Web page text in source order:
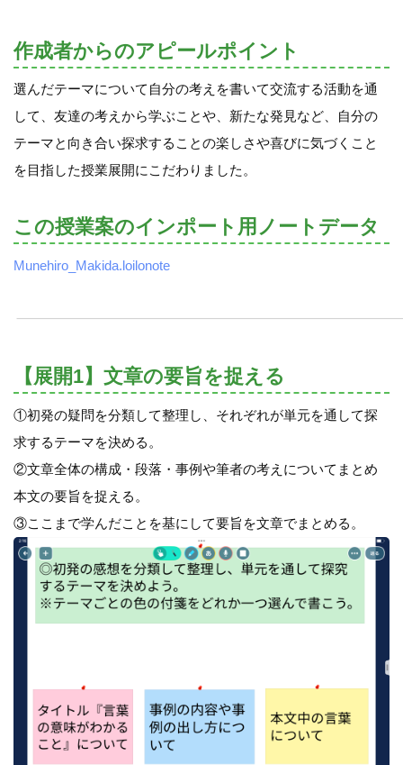
作成者からのアピールポイント
選んだテーマについて自分の考えを書いて交流する活動を通
して、友達の考えから学ぶことや、新たな発見など、自分の
テーマと向き合い探求することの楽しさや喜びに気づくこと
を目指した授業展開にこだわりました。
この授業案のインポート用ノートデータ
Munehiro_Makida.loilonote
【展開1】文章の要旨を捉える
①初発の疑問を分類して整理し、それぞれが単元を通して探
求するテーマを決める。
②文章全体の構成・段落・事例や筆者の考えについてまとめ
本文の要旨を捉える。
③ここまで学んだことを基にして要旨を文章でまとめる。